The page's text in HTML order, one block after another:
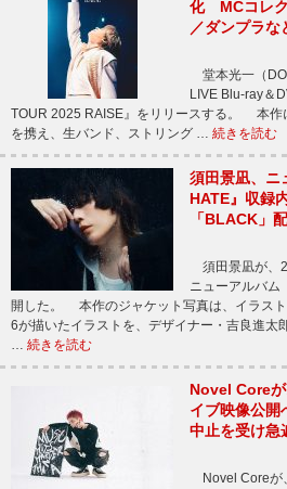
化 MCコレク
／ダンプラな
堂本光一（
LIVE Blu-ray＆
TOUR 2025 RAISE』をリリースする。 本作
を携え、生バンド、ストリング … 続きを読む
須田景凪、ニ
HATE』収録
「BLACK」
須田景凪が、
ニューアルバム
開した。 本作のジャケット写真は、イラス
6が描いたイラストを、デザイナー・吉良進太
… 続きを読む
Novel Coreが
イブ映像公開
中止を受け急
Novel Coreが